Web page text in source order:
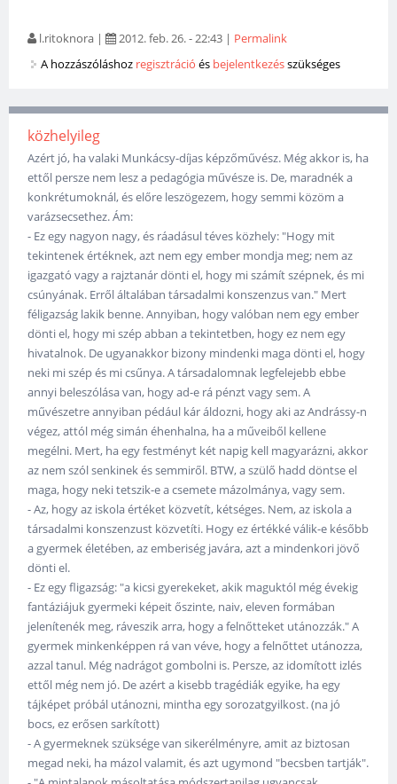
l.ritoknora | 2012. feb. 26. - 22:43 | Permalink
A hozzászóláshoz regisztráció és bejelentkezésszükséges
közhelyileg
Azért jó, ha valaki Munkácsy-díjas képzőművész. Még akkor is, ha
ettől persze nem lesz a pedagógia művésze is. De, maradnék a
konkrétumoknál, és előre leszögezem, hogy semmi közöm a
varázsecsethez. Ám:
- Ez egy nagyon nagy, és ráadásul téves közhely: "Hogy mit
tekintenek értéknek, azt nem egy ember mondja meg; nem az
igazgató vagy a rajztanár dönti el, hogy mi számít szépnek, és mi
csúnyának. Erről általában társadalmi konszenzus van." Mert
féligazság lakik benne. Annyiban, hogy valóban nem egy ember
dönti el, hogy mi szép abban a tekintetben, hogy ez nem egy
hivatalnok. De ugyanakkor bizony mindenki maga dönti el, hogy
neki mi szép és mi csűnya. A társadalomnak legfelejebb ebbe
annyi beleszólása van, hogy ad-e rá pénzt vagy sem. A
művészetre annyiban pédául kár áldozni, hogy aki az Andrássy-n
végez, attól még simán éhenhalna, ha a műveiből kellene
megélni. Mert, ha egy festményt két napig kell magyarázni, akkor
az nem szól senkinek és semmiről. BTW, a szülő hadd döntse el
maga, hogy neki tetszik-e a csemete mázolmánya, vagy sem.
- Az, hogy az iskola értéket közvetít, kétséges. Nem, az iskola a
társadalmi konszenzust közvetíti. Hogy ez értékké válik-e később
a gyermek életében, az emberiség javára, azt a mindenkori jövő
dönti el.
- Ez egy fligazság: "a kicsi gyerekeket, akik maguktól még évekig
fantáziájuk gyermeki képeit őszinte, naiv, eleven formában
jelenítenék meg, ráveszik arra, hogy a felnőtteket utánozzák." A
gyermek minkenképpen rá van véve, hogy a felnőttet utánozza,
azzal tanul. Még nadrágot gombolni is. Persze, az idomított izlés
ettől még nem jó. De azért a kisebb tragédiák egyike, ha egy
tájképet próbál utánozni, mintha egy sorozatgyilkost. (na jó
bocs, ez erősen sarkított)
- A gyermeknek szüksége van sikerélményre, amit az biztosan
megad neki, ha mázol valamit, és azt ugymond "becsben tartják".